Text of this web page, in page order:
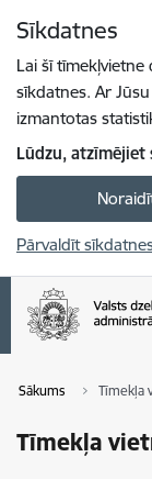
Sīkdatnes
Lai šī
sīkdatnes. Ar
izmantotas
Lūdzu, atzīmējiet
Pārvaldīt
Sākums Tīmekļa
Tīmekļa